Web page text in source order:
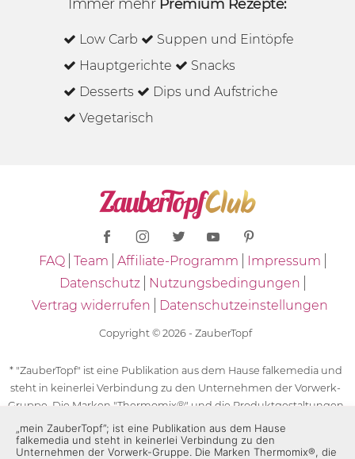
Immer mehr Premium Rezepte:
Low Carb
Suppen und Eintöpfe
Hauptgerichte
Snacks
Desserts
Dips und Aufstriche
Vegetarisch
FAQ Team Affiliate-Programm
Impressum
Datenschutz
Nutzungsbedingungen
Vertrag widerrufen
Datenschutzeinstellungen
Copyright © 2026 - ZauberTopf
* "ZauberTopf" ist eine Publikation aus dem Hause falkemedia und
steht in keinerlei Verbindung zu den Unternehmen der Vorwerk-
Gruppe. Die Marken "Thermomix®" und die Produktgestaltungen
des "Thermomix®" sind eingetragene Marken der Unternehmen
der Vorwerk-Gruppe. Die Marken Thermomix®, die Zeichen TM5®,
„mein ZauberTopf”; ist eine Publikation aus dem Hause
falkemedia und steht in keinerlei Verbindung zu den
Unternehmen der Vorwerk-Gruppe. Die Marken Thermomix®, die